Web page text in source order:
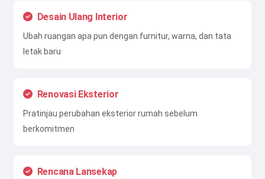
Desain Ulang Interior
Ubah ruangan apa pun dengan furnitur, warna, dan tata
letak baru
Renovasi Eksterior
Pratinjau perubahan eksterior rumah sebelum
berkomitmen
Rencana Lansekap